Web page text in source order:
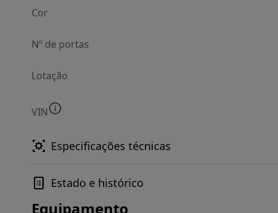
Cor
Nº de portas
Lotação
VIN
Especificações técnicas
Estado e histórico
Equipamento